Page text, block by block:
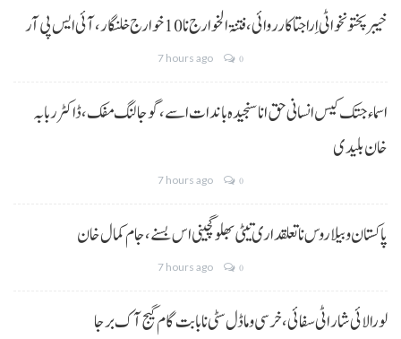
خیبر پختونخوا ٹی اِرا جتا کارروائی، فتنۃ الخوارج نا 10خوارج خلنگار،آئی ایس پی آر
7 hours ago 0
اسماء جتک کیس انسانی حق انا سنجیدہ باندات اسے، گوجالنگ مفک،ڈاکٹر ربابہ
خان بلیدی
7 hours ago 0
پاکستان و بیلاروس نا تعلقداری تیٹی بھلو گچینی اس بسنے، جام کمال خان
7 hours ago 0
لورالائی شار اٹی سفائی، خرسی و ماڈل سٹی نا بابت گام گیج آک برجا